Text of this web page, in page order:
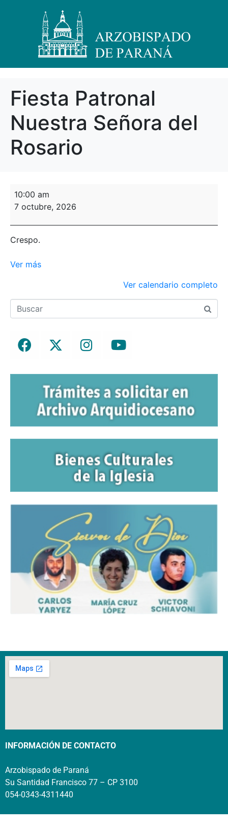
Fiesta Patronal
Nuestra Señora del
Rosario
10:00 am
7 octubre, 2026
Crespo.
Ver más
Ver calendario completo
INFORMACIÓN DE CONTACTO
Arzobispado de Paraná
Su Santidad Francisco 77 – CP 3100
054-0343-4311440